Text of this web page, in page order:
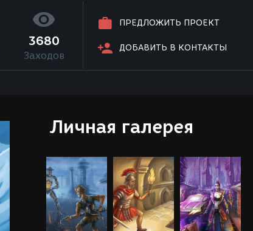
ПРЕДЛОЖИТЬ ПРОЕКТ
ДОБАВИТЬ В КОНТАКТЫ
3680
Заходов
Личная галерея